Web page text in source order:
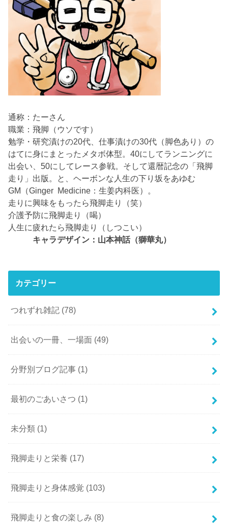
通称：たーさん
職業：飛脚（ウソです）
勉学・研究漬けの20代、仕事漬けの30代（脚色あり）の
はてに身にまとったメタボ体型。40にしてランニングに
出会い、50にしてレース参戦。そして還暦記念の「飛脚
走り」出版。と、ヘーボンな人生の下り坂をあゆむ
GM（Ginger Medicine：生姜内科医）。
走りに興味をもったら飛脚走り（笑）
介護予防に飛脚走り（喝）
人生に疲れたら飛脚走り（しつこい）
キャラデザイン：山本神話（獅華丸）
カテゴリー
つれずれ雑記 (78)
出会いの一冊、一場面 (49)
分野別ブログ記事 (1)
最初のごあいさつ (1)
未分類 (1)
飛脚走りと栄養 (17)
飛脚走りと身体感覚 (103)
飛脚走りと食の楽しみ (8)